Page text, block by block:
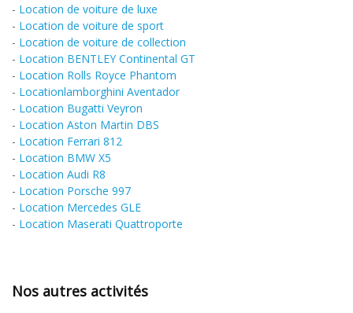
- Location de voiture de luxe
- Location de voiture de sport
- Location de voiture de collection
- Location BENTLEY Continental GT
- Location Rolls Royce Phantom
- Locationlamborghini Aventador
- Location Bugatti Veyron
- Location Aston Martin DBS
- Location Ferrari 812
- Location BMW X5
- Location Audi R8
- Location Porsche 997
- Location Mercedes GLE
- Location Maserati Quattroporte
Nos autres activités